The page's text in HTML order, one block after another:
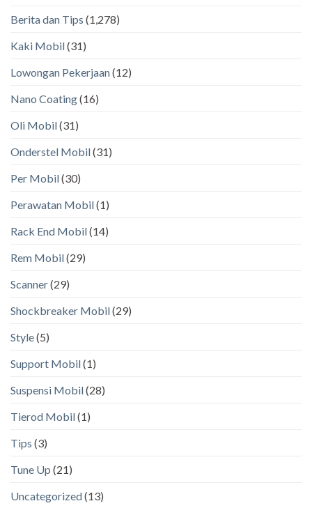
Berita dan Tips (1,278)
Kaki Mobil(31)
Lowongan Pekerjaan(12)
Nano Coating(16)
Oli Mobil(31)
Onderstel Mobil(31)
Per Mobil(30)
Perawatan Mobil(1)
Rack End Mobil(14)
Rem Mobil(29)
Scanner(29)
Shockbreaker Mobil(29)
Style(5)
Support Mobil(1)
Suspensi Mobil(28)
Tierod Mobil(1)
Tips (3)
Tune Up (21)
Uncategorized(13)